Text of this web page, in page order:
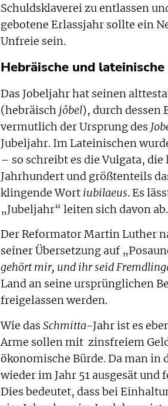
Schuldsklaverei zu entlassen
gebotene Erlassjahr sollte ein
Unfreie sein.
Hebräische und
Das Jobeljahr hat seinen
(hebräisch jôbel), durch dessen
vermutlich der Ursprung des
Jubeljahr. Im Lateinischen
– so schreibt es die Vulgata,
Jahrhundert und größtenteils
klingende Wort iubilaeus. Es
„Jubeljahr“ leiten sich davon ab.
Der Reformator Martin Luther
seiner Übersetzung auf
gehört mir, und ihr seid
Land an seine ursprünglichen
freigelassen werden.
Wie das Schmitta-Jahr ist es
Arme sollen mit zinsfreiem
ökonomische Bürde. Da man in
wieder im Jahr 51 ausgesät und
Dies bedeutet, dass bei